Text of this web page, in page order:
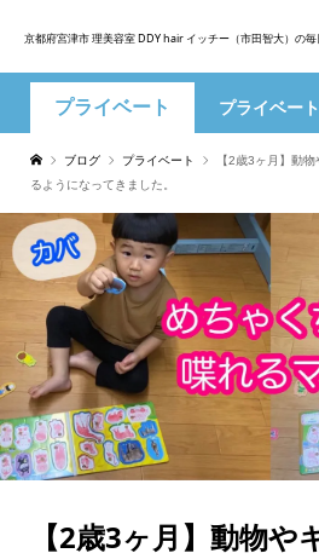
京都府宮津市 理美容室 DDY hair イッチー（市田智大）の
プライベート プライベー
ブログ プライベート
【2歳3ヶ月】動
るようになってきました。
【2歳3ヶ月】動物